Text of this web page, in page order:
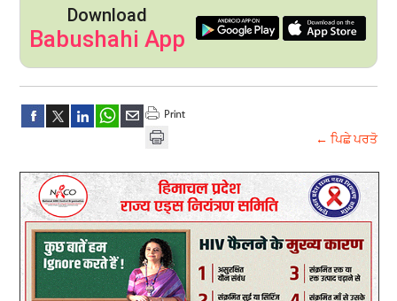
Download
Babushahi App
← ਪਿਛੇ ਪਰਤੋ